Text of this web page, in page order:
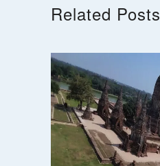
Related Posts